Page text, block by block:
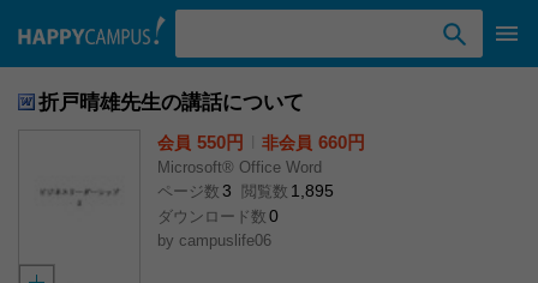
折戸晴雄先生の講話について
会員 550円 非会員 660円
Microsoft® Office Word
ページ数 3 閲覧数 1,895
ダウンロード数 0
by campuslife06